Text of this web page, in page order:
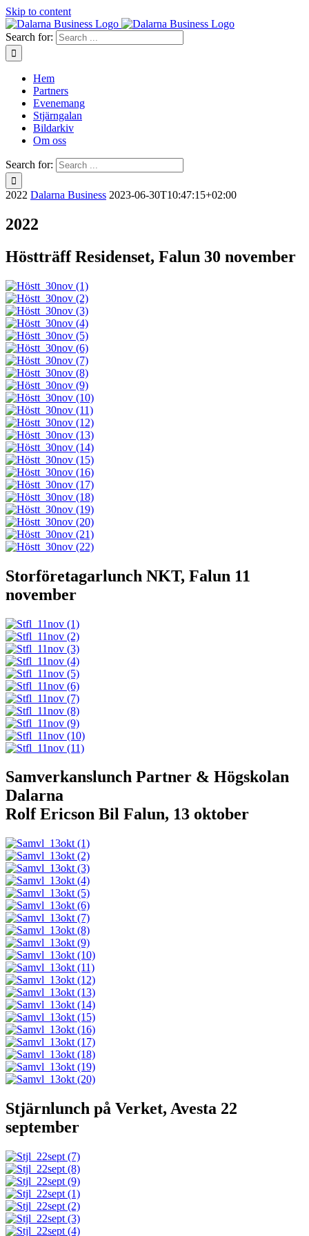
Skip to content
Search for:
Hem
Partners
Evenemang
Stjärngalan
Bildarkiv
Om oss
Search for:
2022 Dalarna Business 2023-06-30T10:47:15+02:00
2022
Höstträff Residenset, Falun 30 november
Storföretagarlunch NKT, Falun 11
november
Samverkanslunch Partner & Högskolan
Dalarna
Rolf Ericson Bil Falun, 13 oktober
Stjärnlunch på Verket, Avesta 22
september